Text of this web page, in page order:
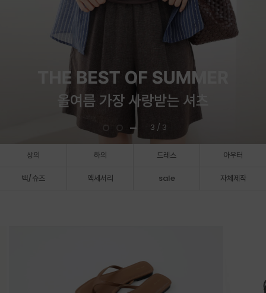
3 / 3
상의 하의 드레스 아우터
백/슈즈 액세서리 sale 자체제작